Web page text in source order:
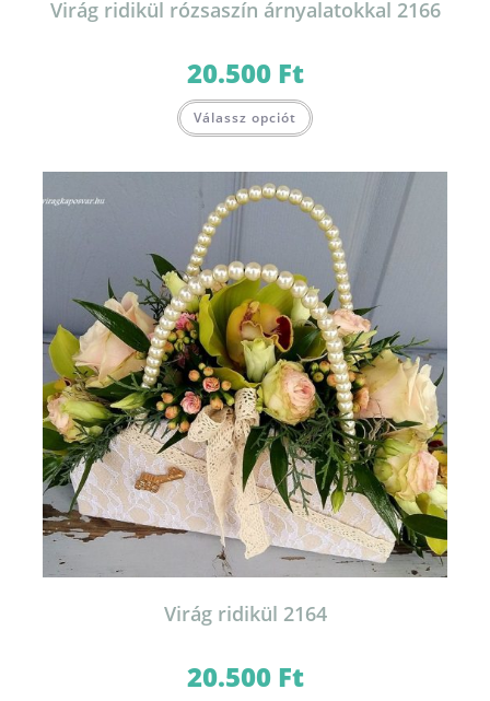
Virág ridikül rózsaszín árnyalatokkal 2166
20.500 Ft
Válassz opciót
Virág ridikül 2164
20.500 Ft